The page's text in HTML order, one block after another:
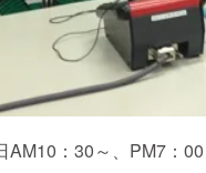
：30～、PM7：00